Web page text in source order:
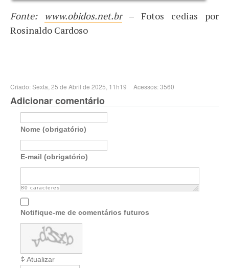
Fonte: www.obidos.net.br– Fotos cedias por
Rosinaldo Cardoso
Criado: Sexta, 25 de Abril de 2025, 11h19 Acessos: 3560
Adicionar comentário
Nome (obrigatório)
E-mail (obrigatório)
80 caracteres
Notifique-me de comentários futuros
Atualizar